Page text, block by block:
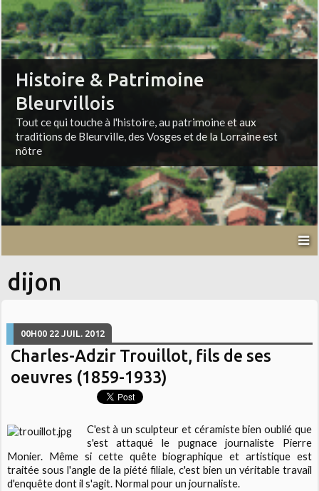
Histoire & Patrimoine
Bleurvillois
Tout ce qui touche à l'histoire, au patrimoine et aux
traditions de Bleurville, des Vosges et de la Lorraine est
nôtre
dijon
00H00 22 JUIL. 2012
Charles-Adzir Trouillot, fils de ses
oeuvres (1859-1933)
C'est à un sculpteur et céramiste bien oublié que
s'est attaqué le pugnace journaliste Pierre
Monier. Même si cette quête biographique et artistique est
traitée sous l'angle de la piété filiale, c'est bien un véritable travail
d'enquête dont il s'agit. Normal pour un journaliste.